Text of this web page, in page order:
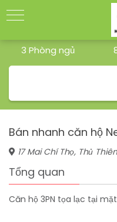
Toggle
3 Phòng ngủ
Bán nhanh căn hộ
17 Mai Chí Thọ, Thủ
Tổng quan
Căn hộ 3PN tọa lạc tại